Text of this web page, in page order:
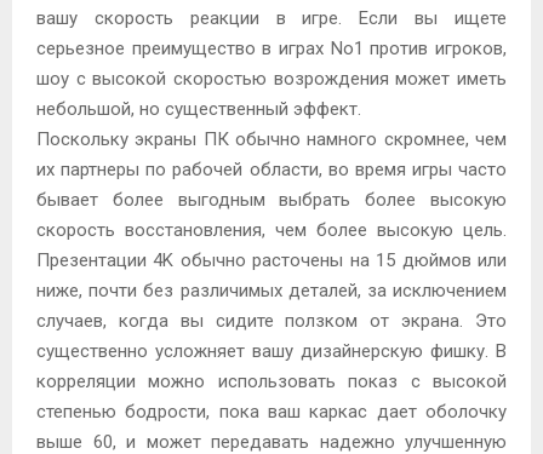
вашу скорость реакции в игре. Если вы ищете
серьезное преимущество в играх No1 против игроков,
шоу с высокой скоростью возрождения может иметь
небольшой, но существенный эффект.
Поскольку экраны ПК обычно намного скромнее, чем
их партнеры по рабочей области, во время игры часто
бывает более выгодным выбрать более высокую
скорость восстановления, чем более высокую цель.
Презентации 4K обычно расточены на 15 дюймов или
ниже, почти без различимых деталей, за исключением
случаев, когда вы сидите ползком от экрана. Это
существенно усложняет вашу дизайнерскую фишку. В
корреляции можно использовать показ с высокой
степенью бодрости, пока ваш каркас дает оболочку
выше 60, и может передавать надежно улучшенную